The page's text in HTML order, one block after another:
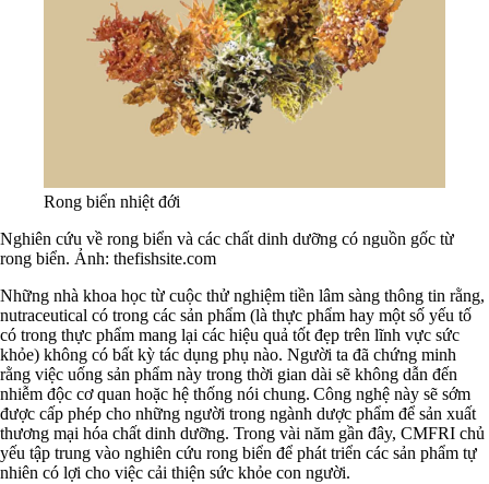
Rong biển nhiệt đới
Nghiên cứu về rong biển và các chất dinh dưỡng có nguồn gốc từ
rong biển. Ảnh: thefishsite.com
Những nhà khoa học từ cuộc thử nghiệm tiền lâm sàng thông tin rằng,
nutraceutical có trong các sản phẩm (là thực phẩm hay một số yếu tố
có trong thực phẩm mang lại các hiệu quả tốt đẹp trên lĩnh vực sức
khỏe) không có bất kỳ tác dụng phụ nào. Người ta đã chứng minh
rằng việc uống sản phẩm này trong thời gian dài sẽ không dẫn đến
nhiễm độc cơ quan hoặc hệ thống nói chung. Công nghệ này sẽ sớm
được cấp phép cho những người trong ngành dược phẩm để sản xuất
thương mại hóa chất dinh dưỡng. Trong vài năm gần đây, CMFRI chủ
yếu tập trung vào nghiên cứu rong biển để phát triển các sản phẩm tự
nhiên có lợi cho việc cải thiện sức khỏe con người.